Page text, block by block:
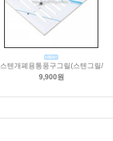
스텐개폐용통풍구그릴(스텐그릴/
9,900원